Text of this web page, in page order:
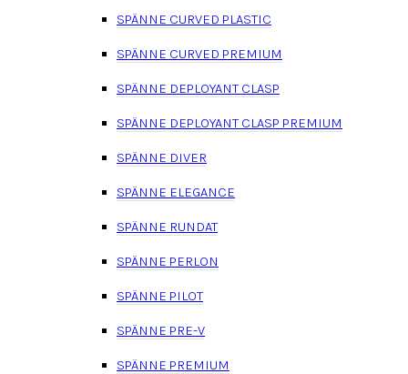
SPÄNNE CURVED PLASTIC
SPÄNNE CURVED PREMIUM
SPÄNNE DEPLOYANT CLASP
SPÄNNE DEPLOYANT CLASP PREMIUM
SPÄNNE DIVER
SPÄNNE ELEGANCE
SPÄNNE RUNDAT
SPÄNNE PERLON
SPÄNNE PILOT
SPÄNNE PRE-V
SPÄNNE PREMIUM